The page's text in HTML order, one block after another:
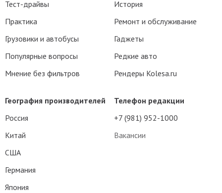
Телефон редакции
+7 (981) 952-1000
Вакансии
Тест-драйвы
Практика
Грузовики и автобусы
Популярные вопросы
Мнение без фильтров
История
Ремонт и обслуживание
Гаджеты
Редкие авто
Рендеры Kolesa.ru
География производителей
Россия
Китай
США
Германия
Япония